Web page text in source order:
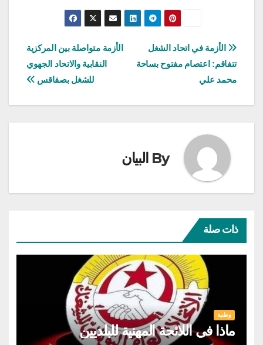
تصفّح
المقالات
الأزمة متواصلة بين المركزية
النقابية والاتحاد الجهوي
للشغل بصفاقس
الأزمة في اتحاد الشغل
تتفاقم: اعتصام مفتوح بساحة
محمد علي
By البيان
ذات صلة
وطنية
ماذا في اللائحة المهنية للبلديين